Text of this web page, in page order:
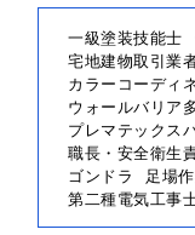
一級塗装技能士
宅地建物取引業
カラーコーディ
ウォールバリア
プレマテックス
職長・安全衛生
ゴンドラ
足場
第二種電気工事